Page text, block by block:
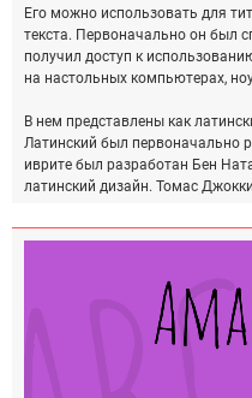
Его можно использовать для
текста. Первоначально он был
получил доступ к
на настольных компьютерах,
В нем представлены как
Латинский был первоначально
иврите был разработан Бен
латинский дизайн. Томас